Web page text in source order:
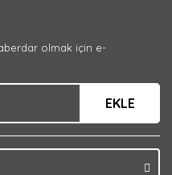
bulunuyor.
pahalı.
olmalı.
olmak için e-
EKLE